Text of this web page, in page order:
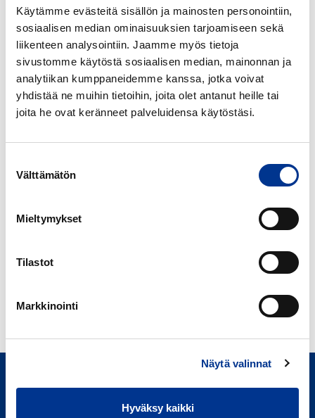
Käytämme evästeitä sisällön ja mainosten personointiin,
sosiaalisen median ominaisuuksien tarjoamiseen sekä
liikenteen analysointiin. Jaamme myös tietoja
sivustomme käytöstä sosiaalisen median, mainonnan ja
analytiikan kumppaneidemme kanssa, jotka voivat
yhdistää ne muihin tietoihin, joita olet antanut heille tai
joita he ovat keränneet palveluidensa käytöstäsi.
valinta
Välttämätön
Mieltymykset
Tilastot
Markkinointi
Näytä valinnat
Hyväksy kaikki
ACCQPREP HP150
Teledyne
ISCO
ACCQPrep
SFC
Teledyne
ISCO
CombiFlash
EZ
Prep
Foxy-